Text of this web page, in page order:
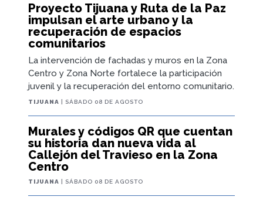
Proyecto Tijuana y Ruta de la Paz
impulsan el arte urbano y la
recuperación de espacios
comunitarios
La intervención de fachadas y muros en la Zona
Centro y Zona Norte fortalece la participación
juvenil y la recuperación del entorno comunitario.
TIJUANA | SÁBADO 08 DE AGOSTO
Murales y códigos QR que cuentan
su historia dan nueva vida al
Callejón del Travieso en la Zona
Centro
TIJUANA | SÁBADO 08 DE AGOSTO